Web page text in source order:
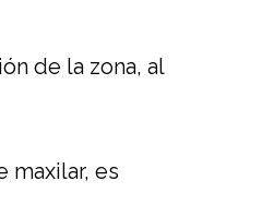
de la zona, al
maxilar, es